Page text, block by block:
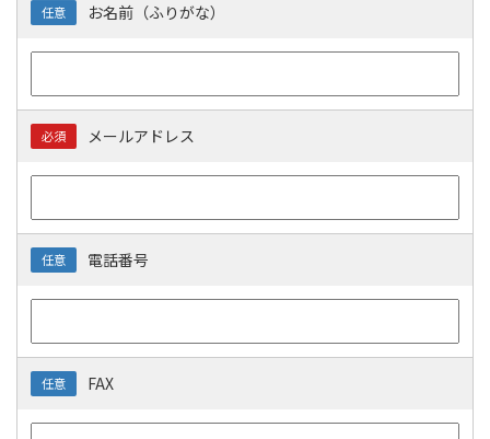
任意 お名前（ふりがな）
必須 メールアドレス
任意 電話番号
任意 FAX